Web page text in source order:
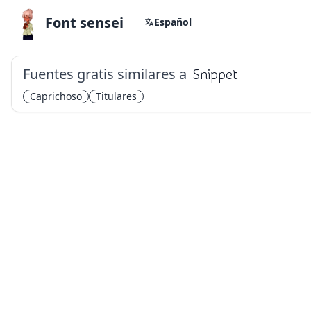
Font sensei Español
Fuentes gratis similares a Snippet
Caprichoso Titulares